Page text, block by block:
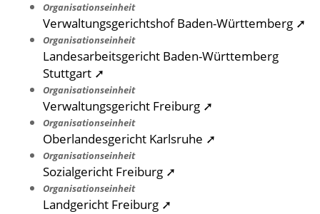
Organisationseinheit
Verwaltungsgerichtshof Baden-Württemberg ➚
Organisationseinheit
Landesarbeitsgericht Baden-Württemberg
Stuttgart ➚
Organisationseinheit
Verwaltungsgericht Freiburg ➚
Organisationseinheit
Oberlandesgericht Karlsruhe ➚
Organisationseinheit
Sozialgericht Freiburg ➚
Organisationseinheit
Landgericht Freiburg ➚